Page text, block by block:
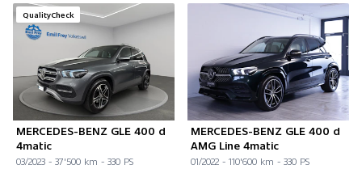
QualityCheck
MERCEDES-BENZ GLE 400 d
4matic
03/2023 - 37'500 km - 330 PS
MERCEDES-BENZ GLE 400 d
AMG Line 4matic
01/2022 - 110'600 km - 330 PS